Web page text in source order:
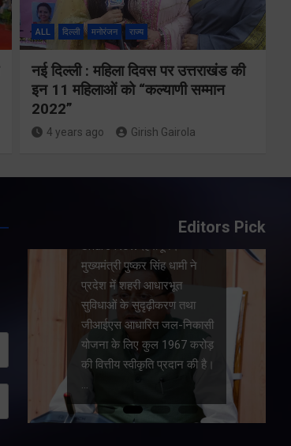
ALL दिल्ली मनोरंजन राज्य
नई दिल्ली : महिला दिवस पर उत्तराखंड की
इन 11 महिलाओं को “कल्याणी सम्मान
2022”
4 years ago Girish Gairola
Editors Pick
प्रदान की विभिन्न
विकास योजनाओं
के लिए 1967
करोड़ की वित्तीय
स्वीकृति
Share Nowदेहरादून।
मुख्यमंत्री पुष्कर सिंह धामी ने
प्रदेश में शहरी आधारभूत
सुविधाओं के सुदृढ़ीकरण तथा
जीआईएस आधारित जल-निकासी
योजना के लिए कुल 1967 करोड़
की वित्तीय स्वीकृति प्रदान की है।
…